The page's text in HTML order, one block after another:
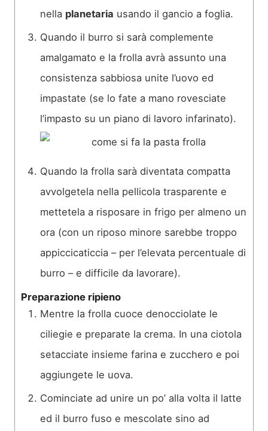
nella planetaria usando il gancio a foglia.
Quando il burro si sarà complemente
amalgamato e la frolla avrà assunto una
consistenza sabbiosa unite l’uovo ed
impastate (se lo fate a mano rovesciate
l’impasto su un piano di lavoro infarinato).
Quando la frolla sarà diventata compatta
avvolgetela nella pellicola trasparente e
mettetela a risposare in frigo per almeno un
ora (con un riposo minore sarebbe troppo
appiccicaticcia – per l’elevata percentuale di
burro – e difficile da lavorare).
Preparazione ripieno
Mentre la frolla cuoce denocciolate le
ciliegie e preparate la crema. In una ciotola
setacciate insieme farina e zucchero e poi
aggiungete le uova.
Cominciate ad unire un po’ alla volta il latte
ed il burro fuso e mescolate sino ad